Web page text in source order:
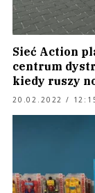
Sieć Action
centrum
kiedy ruszy
20.02.2022 /